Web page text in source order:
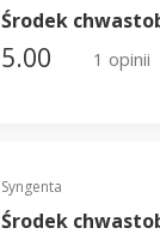
Środek
5.00 1 opinii
Syngenta
Środek